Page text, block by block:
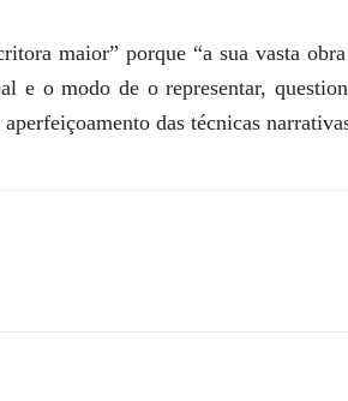
maior” porque “a sua vasta
e o modo de o representar,
das técnicas